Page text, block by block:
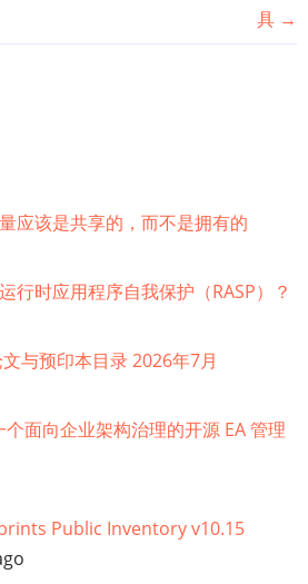
具 →
应该是共享的，而不是拥有的
行时应用程序自我保护（RASP）？
与预印本目录 2026年7月
面向企业架构治理的开源 EA 管理
Public Inventory v10.15